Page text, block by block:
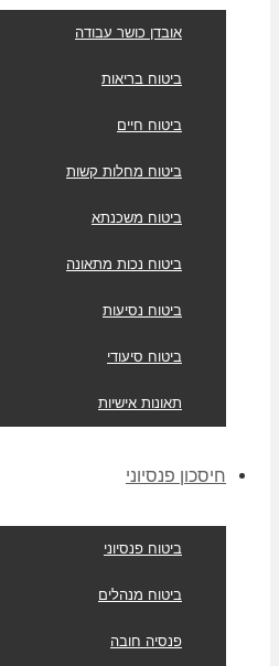
אובדן כושר עבודה
ביטוח בריאות
ביטוח חיים
ביטוח מחלות קשות
ביטוח משכנתא
ביטוח נכות מתאונה
ביטוח נסיעות
ביטוח סיעודי
תאונות אישיות
חיסכון פנסיוני
ביטוח פנסיוני
ביטוח מנהלים
פנסיה חובה